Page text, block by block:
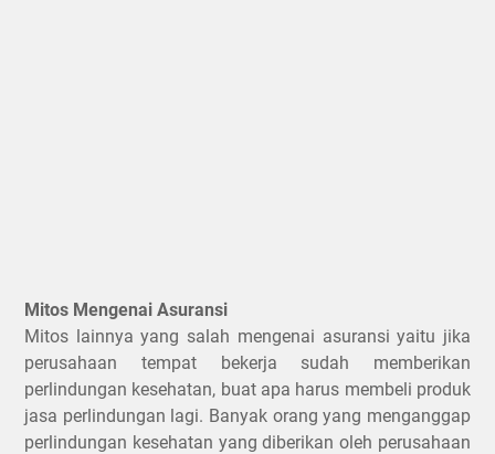
Mitos Mengenai Asuransi
Mitos lainnya yang salah mengenai asuransi yaitu jika
perusahaan tempat bekerja sudah memberikan
perlindungan kesehatan, buat apa harus membeli produk
jasa perlindungan lagi. Banyak orang yang menganggap
perlindungan kesehatan yang diberikan oleh perusahaan